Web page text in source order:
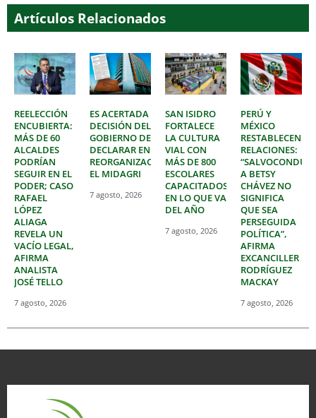
Artículos Relacionados
REELECCIÓN
ENCUBIERTA:
MÁS DE 60
ALCALDES
PODRÍAN
SEGUIR EN EL
PODER; CASO
RAFAEL
LÓPEZ
ALIAGA
REVELA UN
VACÍO LEGAL,
AFIRMA
ANALISTA
JOSÉ TELLO
7 agosto, 2026
ES ACERTADA
DECISIÓN DEL
GOBIERNO DE
DECLARAR EN
REORGANIZACIÓN
EL MIDAGRI
7 agosto, 2026
SAN ISIDRO
FORTALECE
LA CULTURA
VIAL CON
MÁS DE 800
ESCOLARES
CAPACITADOS
EN LO QUE VA
DEL AÑO
7 agosto, 2026
PERÚ Y
MÉXICO
RESTABLECEN
RELACIONES:
A BETSY
CHÁVEZ NO
SIGNIFICA
QUE SEA
PERSEGUIDA
POLÍTICA”,
AFIRMA
EXCANCILLER
RODRÍGUEZ
MACKAY
7 agosto, 2026